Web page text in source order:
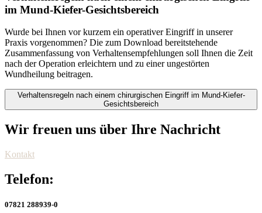
im Mund-Kiefer-Gesichtsbereich
Wurde bei Ihnen vor kurzem ein operativer Eingriff in unserer
Praxis vorgenommen? Die zum Download bereitstehende
Zusammenfassung von Verhaltensempfehlungen soll Ihnen die Zeit
nach der Operation erleichtern und zu einer ungestörten
Wundheilung beitragen.
Verhaltensregeln nach einem chirurgischen Eingriff im Mund-Kiefer-
Gesichtsbereich
Wir freuen uns über Ihre Nachricht
Kontakt
Telefon:
07821 288939-0